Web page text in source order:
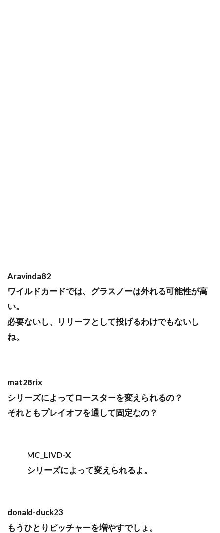
Aravinda82
ワイルドカードでは、グラスノーは外れる可能性が高
い。
必要ないし、リリーフとして投げるわけでもないし
ね。
mat28rix
シリーズによってロースターを変えられるの？
それともプレイオフを通して固定なの？
MC_LIVD-X
シリーズによって変えられるよ。
donald-duck23
もうひとりピッチャーを増やすでしょ。